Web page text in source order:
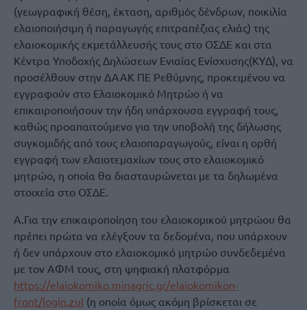
(γεωγραφική θέση, έκταση, αριθμός δένδρων, ποικιλία
ελαιοποιήσιμη ή παραγωγής επιτραπέζιας ελιάς) της
ελαιοκομικής εκμετάλλευσής τους στο ΟΣΔΕ και στα
Κέντρα Υποδοχής Δηλώσεων Ενιαίας Ενίσχυσης(ΚΥΔ), να
προσέλθουν στην ΔΑΑΚ ΠΕ Ρεθύμνης, προκειμένου να
εγγραφούν στο Ελαιοκομικό Μητρώο ή να
επικαιροποιήσουν την ήδη υπάρχουσα εγγραφή τους,
καθώς προαπαιτούμενο για την υποβολή της δήλωσης
συγκομιδής από τους ελαιοπαραγωγούς, είναι η ορθή
εγγραφή των ελαιοτεμαχίων τους στο ελαιοκομικό
μητρώο, η οποία θα διασταυρώνεται με τα δηλωμένα
στοιχεία στο ΟΣΔΕ.
Α.Για την επικαιροποίηση του ελαιοκομικού μητρώου θα
πρέπει πρώτα να ελέγξουν τα δεδομένα, που υπάρχουν
ή δεν υπάρχουν στο ελαιοκομικό μητρώο συνδεδεμένα
με τον ΑΦΜ τους, στη ψηφιακή πλατφόρμα
https://elaiokomiko.minagric.gr/elaiokomikon-
front/login.zul (η οποία όμως ακόμη βρίσκεται σε